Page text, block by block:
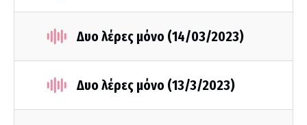
Δυο λέρες μόνο (14/03/2023)
Δυο λέρες μόνο (13/3/2023)